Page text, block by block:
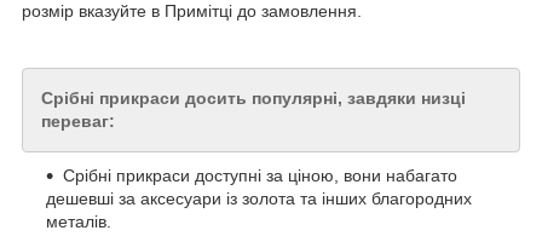
розмір вказуйте в Примітці до замовлення.
Срібні прикраси досить популярні, завдяки низці
переваг:
Срібні прикраси доступні за ціною, вони набагато
дешевші за аксесуари із золота та інших благородних
металів.